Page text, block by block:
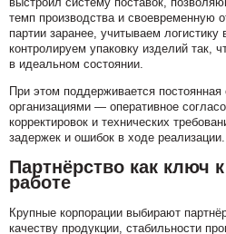
темп производства и своевременную
партии заранее, учитываем
контролируем упаковку изделий так,
в идеальном состоянии.
При этом поддерживается постоянная
организациями — оперативное
корректировок и технических
задержек и ошибок в ходе реализации.
Партнёрство как ключ
работе
Крупные корпорации выбирают
качеству продукции, стабильности